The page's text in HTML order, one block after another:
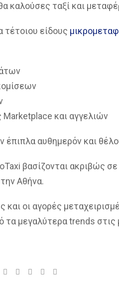
καλούσες ταξί και
τέτοιου είδους
και αγγελιών
έπιπλα αυθημερόν και
βασίζονται ακριβώς
Αθήνα.
και οι αγορές
τα μεγαλύτερα trends
StumbleUpon
TumblrPinterestRedditShare